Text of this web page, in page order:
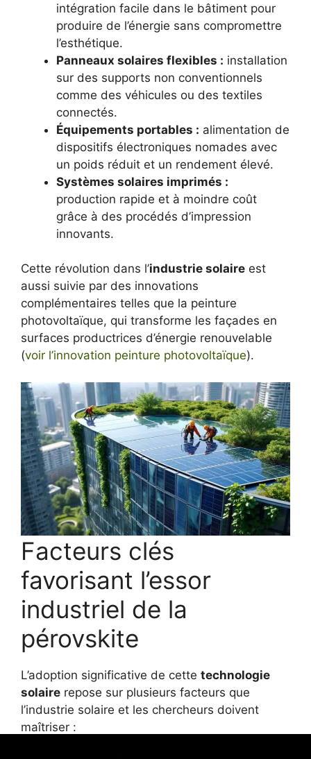
intégration facile dans le bâtiment pour
produire de l’énergie sans compromettre
l’esthétique.
Panneaux solaires flexibles : installation
sur des supports non conventionnels
comme des véhicules ou des textiles
connectés.
Équipements portables : alimentation de
dispositifs électroniques nomades avec
un poids réduit et un rendement élevé.
Systèmes solaires imprimés :
production rapide et à moindre coût
grâce à des procédés d’impression
innovants.
Cette révolution dans l’industrie solaire est
aussi suivie par des innovations
complémentaires telles que la peinture
photovoltaïque, qui transforme les façades en
surfaces productrices d’énergie renouvelable
(voir l’innovation peinture photovoltaïque).
Facteurs clés
favorisant l’essor
industriel de la
pérovskite
L’adoption significative de cette technologie
solaire repose sur plusieurs facteurs que
l’industrie solaire et les chercheurs doivent
maîtriser :